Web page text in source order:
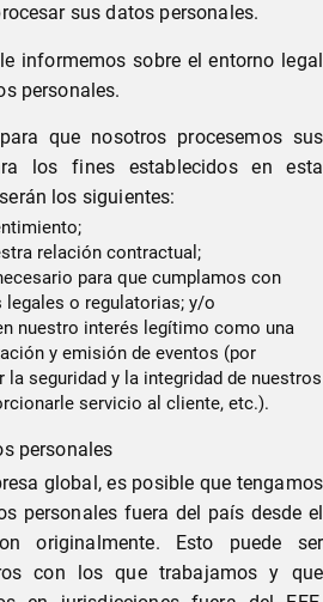
sus datos personales.
informemos sobre el entorno legal
personales.
que nosotros procesemos sus
los fines establecidos en esta
los siguientes:
relación contractual;
para que cumplamos con
o regulatorias; y/o
nuestro interés legítimo como una
y emisión de eventos (por
la seguridad y la integridad de nuestros
servicio al cliente, etc.).
personales
global, es posible que tengamos
personales fuera del país desde el
originalmente. Esto puede ser
con los que trabajamos y que